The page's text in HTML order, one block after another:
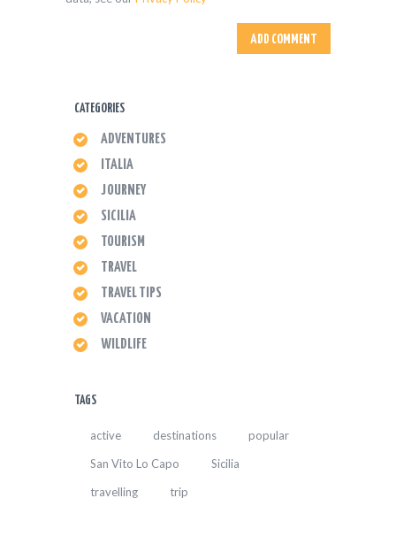
CATEGORIES
ADVENTURES
ITALIA
JOURNEY
SICILIA
TOURISM
TRAVEL
TRAVEL TIPS
VACATION
WILDLIFE
TAGS
active destinations
popular
San Vito Lo Capo
Sicilia
travelling
trip